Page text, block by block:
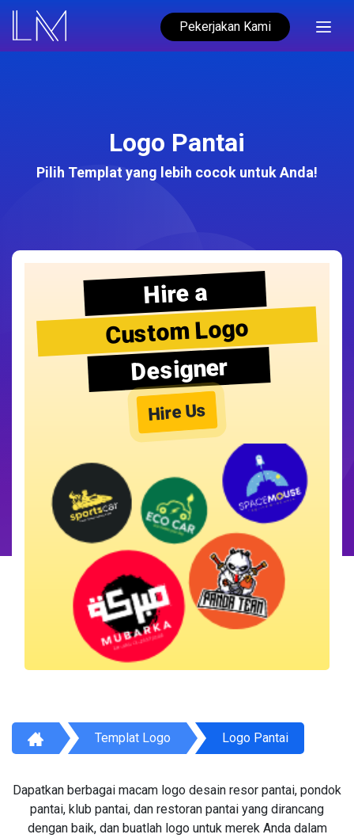
Pekerjakan Kami
Logo Pantai
Pilih Templat yang lebih cocok untuk Anda!
Hire a
Custom Logo
Designer
Hire Us
Templat Logo Logo Pantai
Dapatkan berbagai macam logo desain resor pantai, pondok
pantai, klub pantai, dan restoran pantai yang dirancang
dengan baik, dan buatlah logo untuk merek Anda dalam